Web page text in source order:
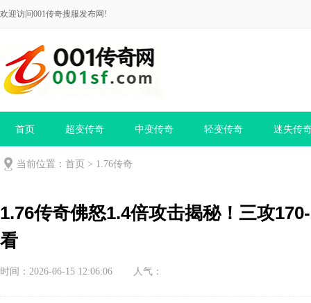
欢迎访问001传奇搜服发布网!
首页 超变传奇 中变传奇 轻变传奇 迷失传
当前位置： 首页 > 1.76传奇
1.76传奇佛怒1.4倍攻击揭秘！三攻
看
时间：2026-06-15 12:06:06 人气：